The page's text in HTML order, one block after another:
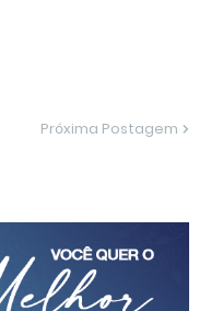
Próxima Postagem